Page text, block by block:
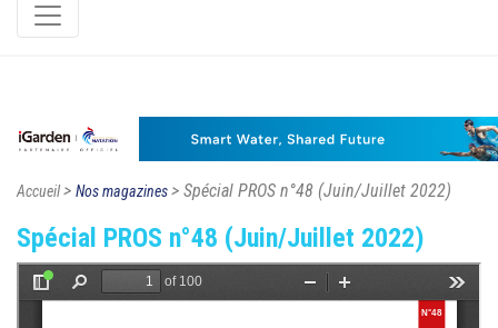
Accueil> Nos magazines> Spécial PROS n°48 (Juin/Juillet 2022)
Spécial PROS n°48 (Juin/Juillet 2022)